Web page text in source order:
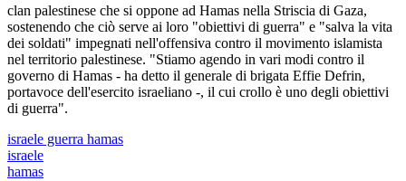
clan palestinese che si oppone ad Hamas nella Striscia di Gaza,
sostenendo che ciò serve ai loro "obiettivi di guerra" e "salva la vita
dei soldati" impegnati nell'offensiva contro il movimento islamista
nel territorio palestinese. "Stiamo agendo in vari modi contro il
governo di Hamas - ha detto il generale di brigata Effie Defrin,
portavoce dell'esercito israeliano -, il cui crollo è uno degli obiettivi
di guerra".
israele guerra hamas
israele
hamas